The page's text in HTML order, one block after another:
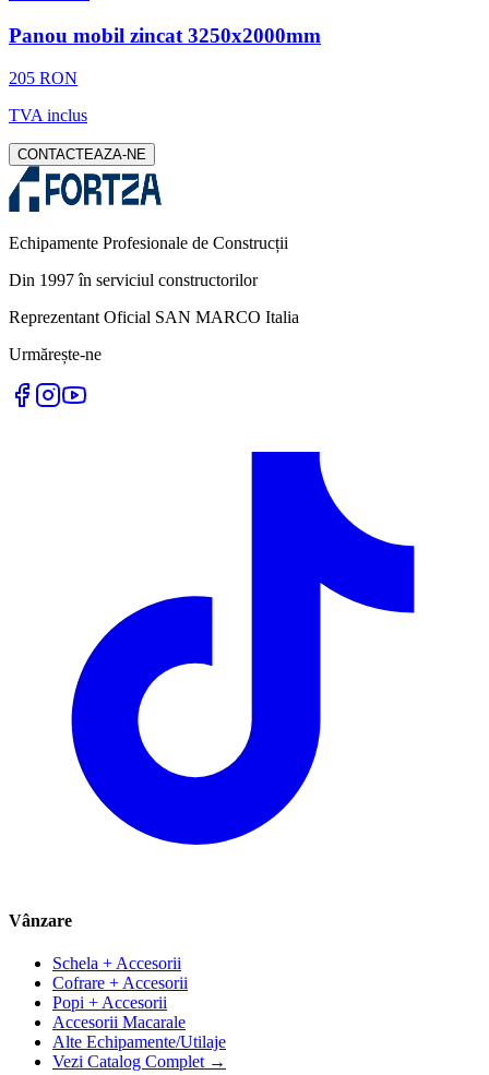
Panou mobil zincat 3250x2000mm
205 RON
TVA inclus
CONTACTEAZA-NE
Echipamente Profesionale de Construcții
Din 1997 în serviciul constructorilor
Reprezentant Oficial SAN MARCO Italia
Urmărește-ne
Vânzare
Schela + Accesorii
Cofrare + Accesorii
Popi + Accesorii
Accesorii Macarale
Alte Echipamente/Utilaje
Vezi Catalog Complet →